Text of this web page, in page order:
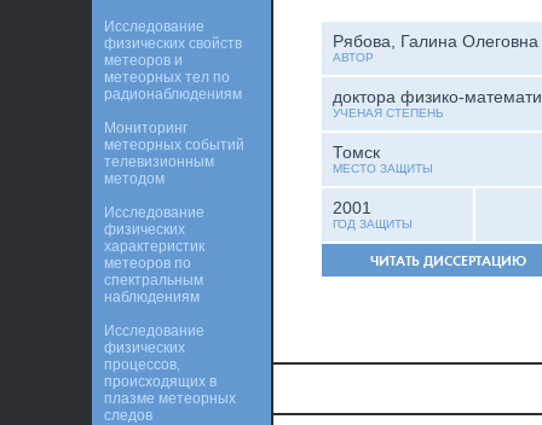
Рябова, Галина Олеговна
АВТОР
доктора физико-
УЧЕНАЯ СТЕПЕНЬ
Томск
МЕСТО ЗАЩИТЫ
2001
ГОД ЗАЩИТЫ
ЧИТАТЬ ДИССЕРТАЦИЮ
Исследование
физических свойств
метеоров и
метеорных тел по
радионаблюдениям
Мониторинг
метеорных событий
телевизионным
методом
Исследование
физических
характеристик
метеоров по
спектральным
наблюдениям
Исследование
физических
процессов,
происходящих в
плазме метеорных
следов